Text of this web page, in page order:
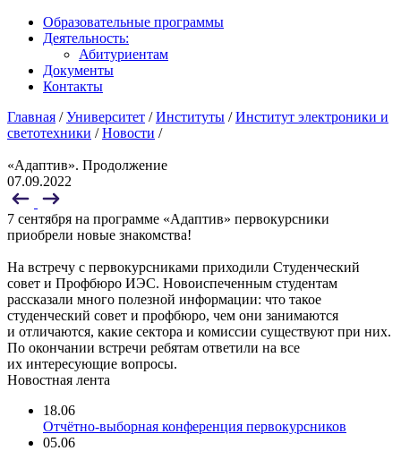
Образовательные программы
Деятельность:
Абитуриентам
Документы
Контакты
Главная /Университет /Институты /Институт электроники и
светотехники /Новости /
«Адаптив». Продолжение
07.09.2022
7 сентября на программе «Адаптив» первокурсники
приобрели новые знакомства!
На встречу с первокурсниками приходили Студенческий
совет и Профбюро ИЭС. Новоиспеченным студентам
рассказали много полезной информации: что такое
студенческий совет и профбюро, чем они занимаются
и отличаются, какие сектора и комиссии существуют при них.
По окончании встречи ребятам ответили на все
их интересующие вопросы.
Новостная лента
18.06
Отчётно-выборная конференция первокурсников
05.06